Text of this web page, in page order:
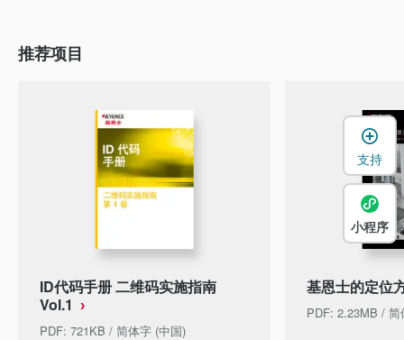
推荐项目
ID代码手册 二维码实施指南
Vol.1
PDF: 721KB / 简体字 (中国)
基恩士的定位
PDF: 2.23MB / 简
支持
小程序